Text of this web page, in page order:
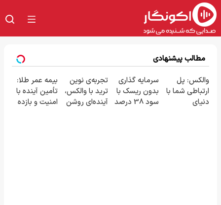
مطالب پیشنهادی
والکس: پل
ارتباطی شما با
دنیای
سرمایه گذاری
بدون ریسک با
سود 38 درصد
تجربه‌ی نوین
ترید با والکس،
آینده‌ای روشن
بیمه عمر طلا:
تأمین آینده با
امنیت و بازده